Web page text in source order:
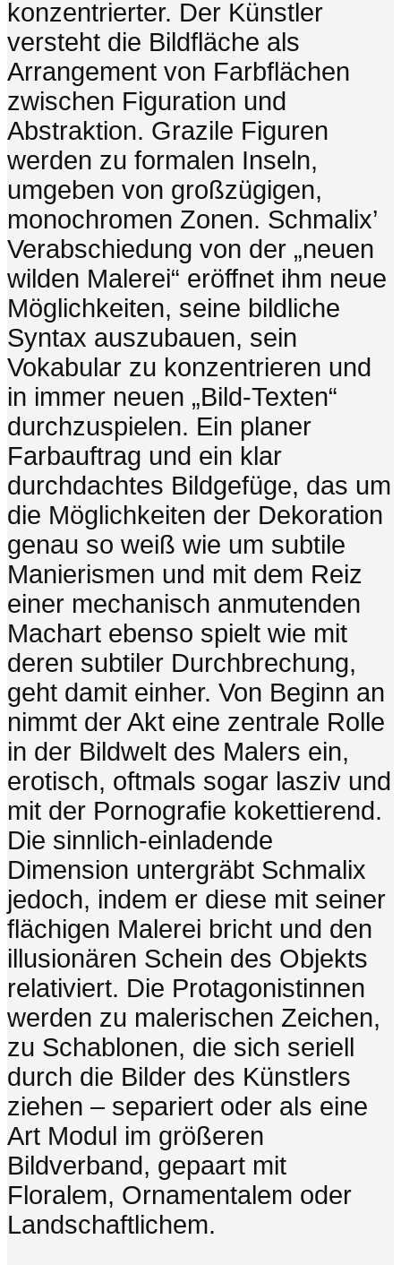
konzentrierter. Der Künstler
versteht die Bildfläche als
Arrangement von Farbflächen
zwischen Figuration und
Abstraktion. Grazile Figuren
werden zu formalen Inseln,
umgeben von großzügigen,
monochromen Zonen. Schmalix’
Verabschiedung von der „neuen
wilden Malerei“ eröffnet ihm neue
Möglichkeiten, seine bildliche
Syntax auszubauen, sein
Vokabular zu konzentrieren und
in immer neuen „Bild-Texten“
durchzuspielen. Ein planer
Farbauftrag und ein klar
durchdachtes Bildgefüge, das um
die Möglichkeiten der Dekoration
genau so weiß wie um subtile
Manierismen und mit dem Reiz
einer mechanisch anmutenden
Machart ebenso spielt wie mit
deren subtiler Durchbrechung,
geht damit einher. Von Beginn an
nimmt der Akt eine zentrale Rolle
in der Bildwelt des Malers ein,
erotisch, oftmals sogar lasziv und
mit der Pornografie kokettierend.
Die sinnlich-einladende
Dimension untergräbt Schmalix
jedoch, indem er diese mit seiner
flächigen Malerei bricht und den
illusionären Schein des Objekts
relativiert. Die Protagonistinnen
werden zu malerischen Zeichen,
zu Schablonen, die sich seriell
durch die Bilder des Künstlers
ziehen – separiert oder als eine
Art Modul im größeren
Bildverband, gepaart mit
Floralem, Ornamentalem oder
Landschaftlichem.